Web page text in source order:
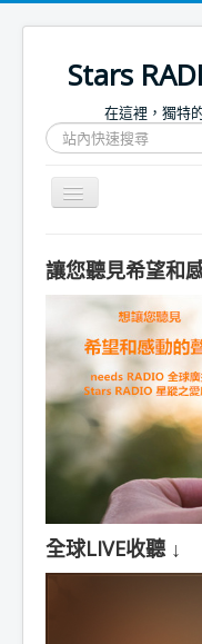
Stars
在這裡，獨特
搜
尋
網
文
Toggle
Navigation
首頁
捐款支持
節目表
節目簡介
節目預告
讓您聽見希望和
全球LIVE收聽 ↓